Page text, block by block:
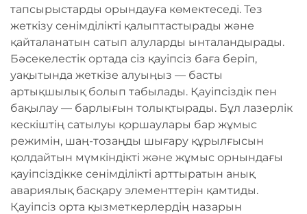
тапсырыстарды орындауға көмектеседі. Тез
жеткізу сенімділікті қалыптастырады және
қайталанатын сатып алуларды ынталандырады.
Бәсекелестік ортада сіз қауіпсіз баға беріп,
уақытында жеткізе алуыңыз — басты
артықшылық болып табылады. Қауіпсіздік пен
бақылау — барлығын толықтырады. Бұл лазерлік
кескіштің сатылуы қоршаулары бар жұмыс
режимін, шаң-тозаңды шығару құрылғысын
қолдайтын мүмкіндікті және жұмыс орнындағы
қауіпсіздікке сенімділікті арттыратын анық
авариялық басқару элементтерін қамтиды.
Қауіпсіз орта қызметкерлердің назарын